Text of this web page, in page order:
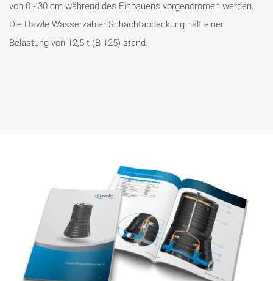
von 0 - 30 cm während des Einbauens vorgenommen werden.
Die Hawle Wasserzähler Schachtabdeckung hält einer
Belastung von 12,5 t (B 125) stand.